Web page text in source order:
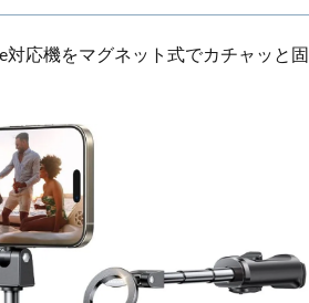
対応機をマグネット式でカチャッと固